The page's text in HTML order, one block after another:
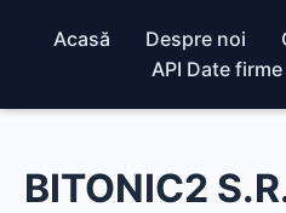
Acasă Despre noi
API Date firme
BITONIC2